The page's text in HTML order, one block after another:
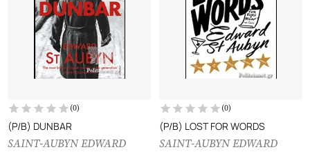
(0)
(P/B) DUNBAR
SAINT-AUBYN EDWARD
(0)
(P/B) LOST FOR WORDS
SAINT-AUBYN EDWARD